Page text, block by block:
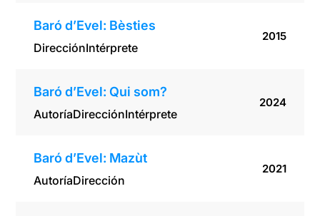
Baró d’Evel: Bèsties
DirecciónIntérprete
2015
Baró d’Evel: Qui som?
AutoríaDirecciónIntérprete
2024
Baró d’Evel: Mazùt
AutoríaDirección
2021